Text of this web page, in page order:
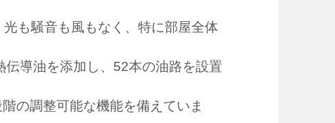
も騒音も風もなく、特に部屋全体
導油を添加し、52本の油路を設置
の調整可能な機能を備えていま